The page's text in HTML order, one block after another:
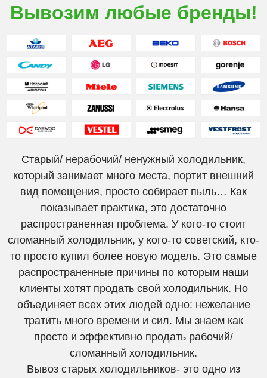
Вывозим любые бренды!
Старый/ нерабочий/ ненужный холодильник,
который занимает много места, портит внешний
вид помещения, просто собирает пыль… Как
показывает практика, это достаточно
распространенная проблема. У кого-то стоит
сломанный холодильник, у кого-то советский, кто-
то просто купил более новую модель. Это самые
распространенные причины по которым наши
клиенты хотят продать свой холодильник. Но
объединяет всех этих людей одно: нежелание
тратить много времени и сил. Мы знаем как
просто и эффективно продать рабочий/
сломанный холодильник.
Вывоз старых холодильников- это одно из